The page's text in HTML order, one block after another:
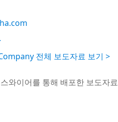
전체 보도자료 보기 >
와이어를 통해 배포한 보도자